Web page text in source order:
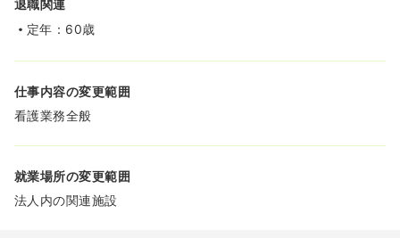
退職関連
定年：60歳
仕事内容の変更範囲
看護業務全般
就業場所の変更範囲
法人内の関連施設